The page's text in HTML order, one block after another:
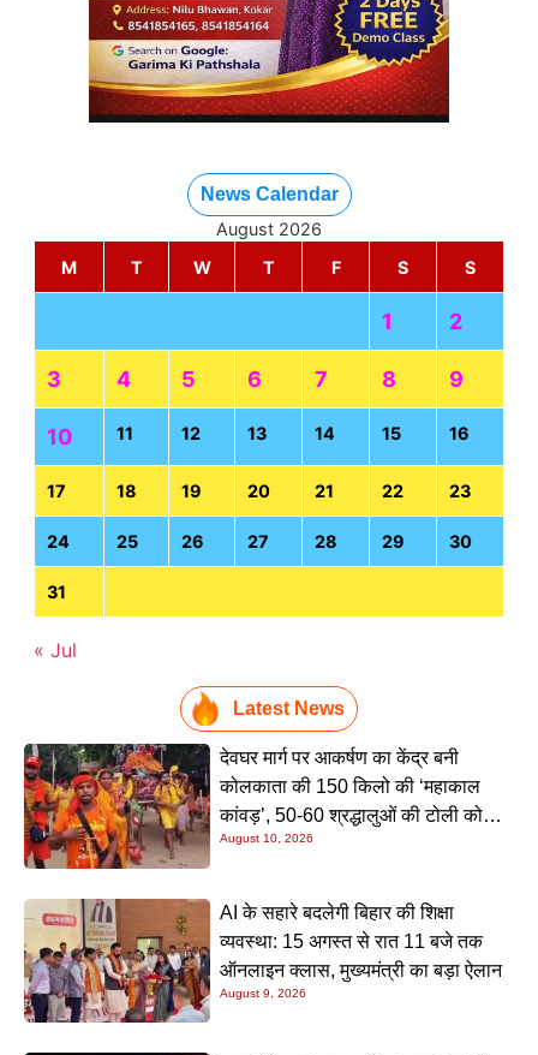
News Calendar
August 2026
M
T W T F S S
1 2
3 4 5 6 7 8 9
10 11 12 13 14 15 16
17 18 19 20 21 22 23
24 25 26 27 28 29 30
31
« Jul
Latest News
देवघर मार्ग पर आकर्षण का केंद्र बनी
कोलकाता की 150 किलो की ‘महाकाल
कांवड़’, 50-60 श्रद्धालुओं की टोली को
देखने उमड़ रही भारी भीड़
August 10, 2026
AI के सहारे बदलेगी बिहार की शिक्षा
व्यवस्था: 15 अगस्त से रात 11 बजे तक
ऑनलाइन क्लास, मुख्यमंत्री का बड़ा ऐलान
August 9, 2026